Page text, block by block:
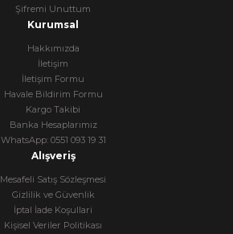
Şifremi Unuttum
Kurumsal
Hakkımızda
İletişim
İletişim Formu
Havale Bildirim Formu
Kargo Takibi
Banka Hesaplarımız
WhatsApp: 0551 093 19 31
Alışveriş
Mesafeli Satış Sözleşmesi
Gizlilik ve Güvenlik
İptal İade Koşullari
Kişisel Veriler Politikası